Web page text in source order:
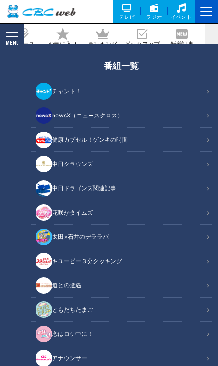
テレビ ラジオ イベント
ニュース お気に入り ランキング ピックアップ 新着記事
MENU
番組一覧
チャント！
newsX（ニュースクロス）
健康カプセル！ゲンキの時間
中日クラウンズ
中日ドラゴンズ関連記事
花咲かタイムズ
太田×石井のデララバ
キユーピー３分クッキング
道との遭遇
ともだちたまご
恋はロケ中に！
アナウンサー
レになって垢抜けたい！」オシャレ応
援！巣ごもり地味服からの大変身コー
2021/03/15 18:59
チャント！
全力！お助けちゃん